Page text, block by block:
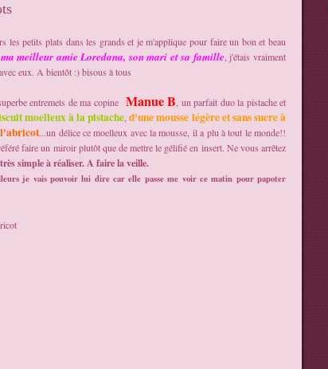
les petits plats dans les grands et je m'applique pour faire un bon et beau
ma meilleur amieLoredana, son mari et sa famille, j'étais vraiment
eux. A bientôt :) bisous à tous
entremets de ma copine Manue B , un parfait duo la pistache et
moelleux à la pistache ,d'une mousse légère et sans sucre à
...un délice ce moelleux avec la mousse, il a plu à tout le monde!!
faire un miroir plutôt que de mettre le gélifié en insert. Ne vous arrêtez
simple à réaliser. A faire la veille.
je vais pouvoir lui dire car elle passe me voir ce matin pour papoter